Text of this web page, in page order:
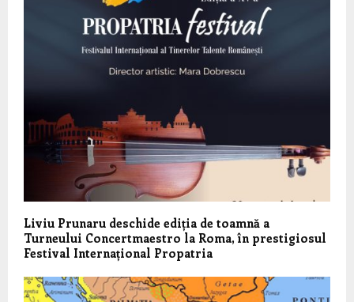
Liviu Prunaru deschide ediția de toamnă a
Turneului Concertmaestro la Roma, în prestigiosul
Festival Internațional Propatria